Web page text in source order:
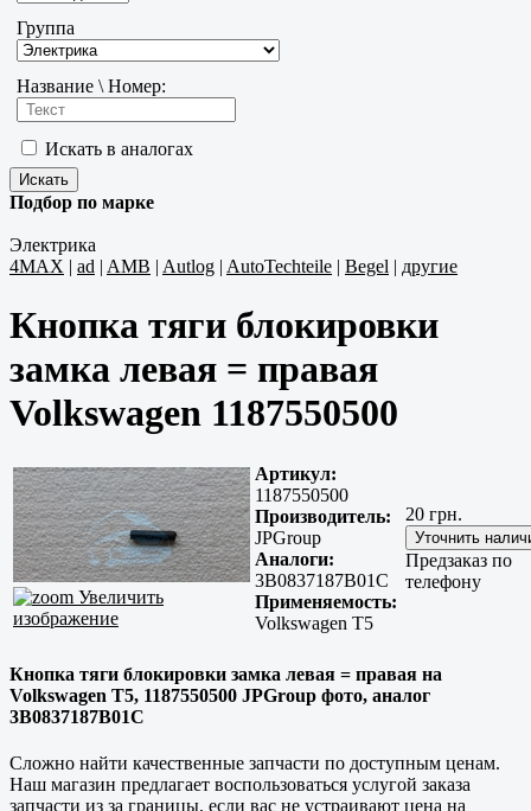
Группа
Название \ Номер:
Искать в аналогах
Подбор по марке
Электрика
4MAX | ad | AMB | Autlog | AutoTechteile | Begel | другие
Кнопка тяги блокировки
замка левая = правая
Volkswagen 1187550500
Увеличить
изображение
Артикул:
1187550500
Производитель:
JPGroup
Аналоги:
3B0837187B01C
Применяемость:
Volkswagen T5
20 грн.
Предзаказ по
телефону
Кнопка тяги блокировки замка левая = правая на
Volkswagen T5, 1187550500 JPGroup фото, аналог
3B0837187B01C
Сложно найти качественные запчасти по доступным ценам.
Наш магазин предлагает воспользоваться услугой заказа
запчасти из за границы, если вас не устраивают цена на